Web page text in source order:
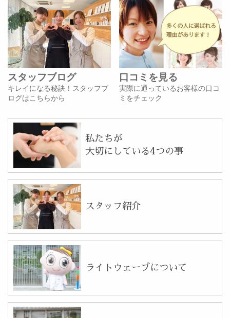
スタッフブログ
キレイになる秘訣！スタッフブ
ログはこちらから
口コミを見る
実際に通っているお客様の口コ
ミをチェック
私たちが
大切にしている4つの事
スタッフ紹介
ライトウェーブについて